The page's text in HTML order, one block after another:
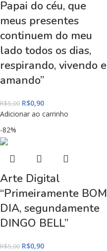
Papai do céu, que
meus presentes
continuem do meu
lado todos os dias,
respirando, vivendo e
amando”
R$5,00 R$0,90
Adicionar ao carrinho
-82%
Arte Digital
“Primeiramente BOM
DIA, segundamente
DINGO BELL”
R$5,00 R$0,90